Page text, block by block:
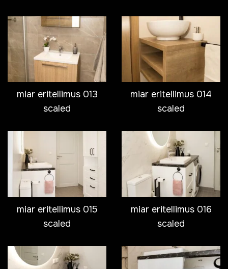
miar eritellimus 013
scaled
miar eritellimus 014
scaled
miar eritellimus 015
scaled
miar eritellimus 016
scaled